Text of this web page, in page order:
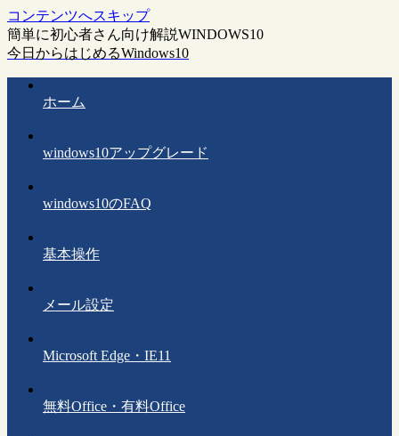
コンテンツへスキップ
簡単に初心者さん向け解説WINDOWS10
今日からはじめるWindows10
ホーム
windows10アップグレード
windows10のFAQ
基本操作
メール設定
Microsoft Edge・IE11
無料Office・有料Office